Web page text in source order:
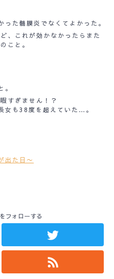
た髄膜炎でなくてよかった。
、これが効かなかったらまた
こと。
すぎません！？
女も38度を超えていた…。
出た日〜
フォローする